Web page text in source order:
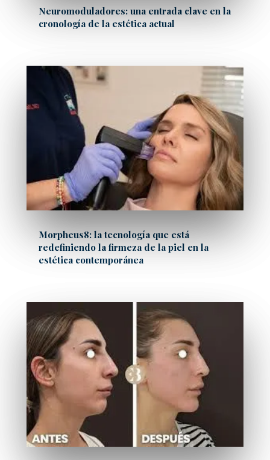
Neuromoduladores: una entrada clave en la
cronología de la estética actual
Morpheus8: la tecnología que está
redefiniendo la firmeza de la piel en la
estética contemporánea